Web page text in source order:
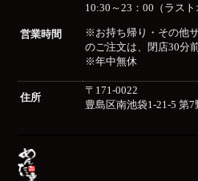
営業時間
10:30～23：00（ラスト
※お持ち帰り・その他サ
のご注文は、閉店30分
※年中無休
住所
〒171-0022
豊島区南池袋1-21-5 第